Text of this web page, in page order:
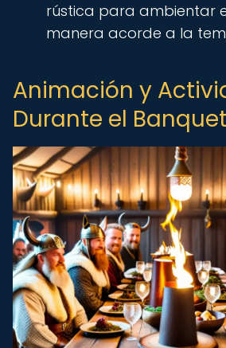
rústica para ambientar
manera acorde a la
Animación y
Durante el